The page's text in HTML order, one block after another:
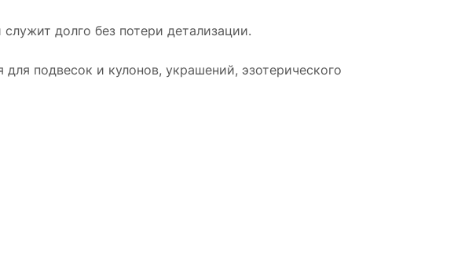
долго без потери детализации.
подвесок и кулонов, украшений, эзотерического